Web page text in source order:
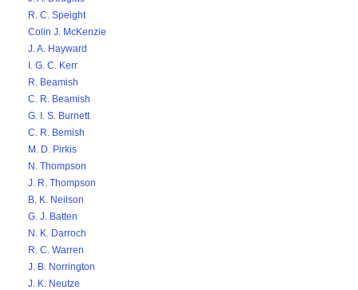
R. C. Speight
Colin J. McKenzie
J. A. Hayward
I. G. C. Kerr
R. Beamish
C. R. Beamish
G. I. S. Burnett
C. R. Bemish
M. D. Pirkis
N. Thompson
J. R. Thompson
B. K. Neilson
G. J. Batten
N. K. Darroch
R. C. Warren
J. B. Norrington
J. K. Neutze